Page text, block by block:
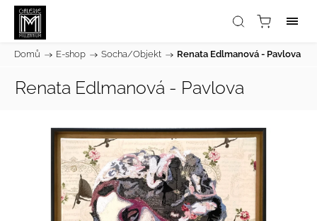
Domů / E-shop / Socha/Objekt / Renata Edlmanová - Pavlova
Renata Edlmanová - Pavlova